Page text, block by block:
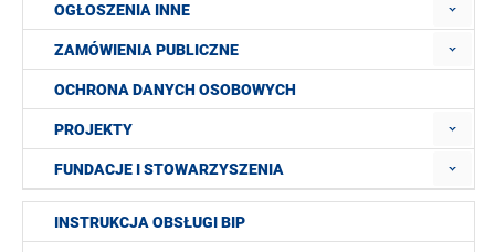
OGŁOSZENIA INNE
ZAMÓWIENIA PUBLICZNE
OCHRONA DANYCH OSOBOWYCH
PROJEKTY
FUNDACJE I STOWARZYSZENIA
INSTRUKCJA OBSŁUGI BIP